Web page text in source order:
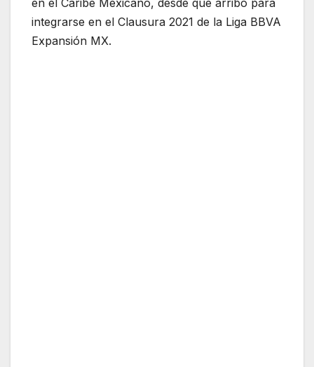
integrarse en el Clausura 2021 de la Liga BBVA
Expansión MX.